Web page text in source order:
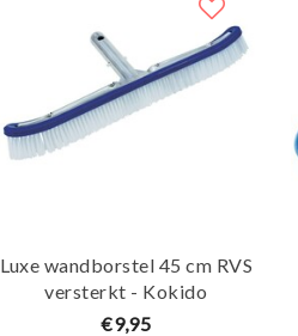
Luxe wandborstel 45 cm RVS
versterkt - Kokido
€9,95